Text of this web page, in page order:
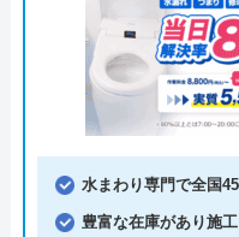
水まわり専門で全国
豊富な在庫があり施